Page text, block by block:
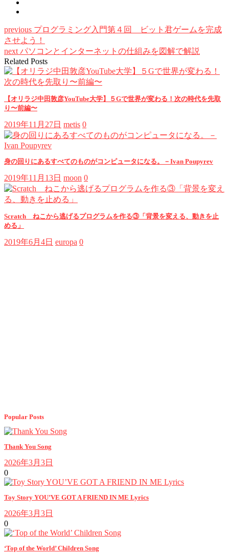
previous プログラミング入門第４回 ビット君ゲームを完成
させよう！
next パソコンとインターネットの仕組みを図解で解説
Related Posts
【オリラジ中田敦彦YouTube大学】５Gで世界が変わる！次の時代を先取
り〜前編〜
2019年11月27日 metis 0
身の回りにあるすべてのものがコンピュータになる。－Ivan Poupyrev
2019年11月13日 moon 0
Scratch ねこから逃げるプログラムを作る③「背景を変える、動きを止
める」
2019年6月4日 europa 0
Popular Posts
Thank You Song
2026年3月3日
0
Toy Story YOU’VE GOT A FRIEND IN ME Lyrics
2026年3月3日
0
‘Top of the World’ Children Song